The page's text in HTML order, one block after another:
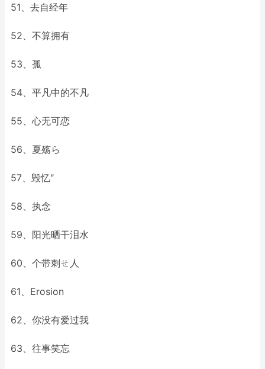
51、去自经年
52、不算拥有
53、孤
54、平凡中的不凡
55、心无可恋
56、夏殇ら
57、毁忆″
58、执念
59、阳光晒干泪水
60、个带刺ㄝ人
61、Erosion
62、你没有爱过我
63、往事笑忘